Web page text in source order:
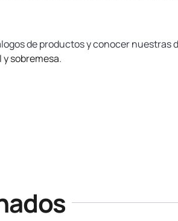
de productos y conocer nuestras
sobremesa.